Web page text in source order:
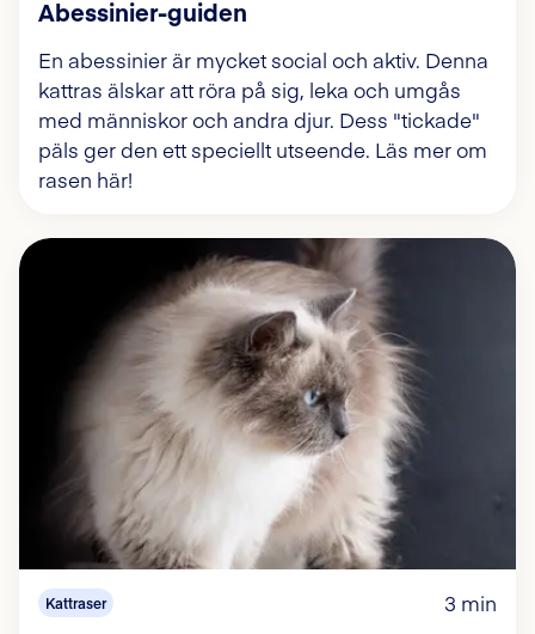
Abessinier-guiden
En abessinier är mycket social och aktiv. Denna
kattras älskar att röra på sig, leka och umgås
med människor och andra djur. Dess "tickade"
päls ger den ett speciellt utseende. Läs mer om
rasen här!
Kattraser 3 min